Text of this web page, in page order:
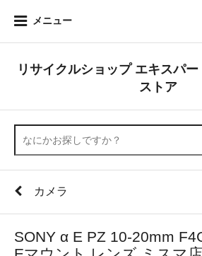
メニュー
リサイクルショップ エキスパ
ストア
カメラ
SONY α E PZ 10-20mm